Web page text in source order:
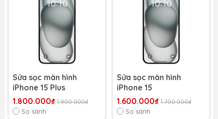
Sửa sọc màn hình
iPhone 15 Plus
1.800.000₫ 1.900.000₫
So sánh
Sửa sọc màn hình
iPhone 15
1.600.000₫ 1.700.000₫
So sánh